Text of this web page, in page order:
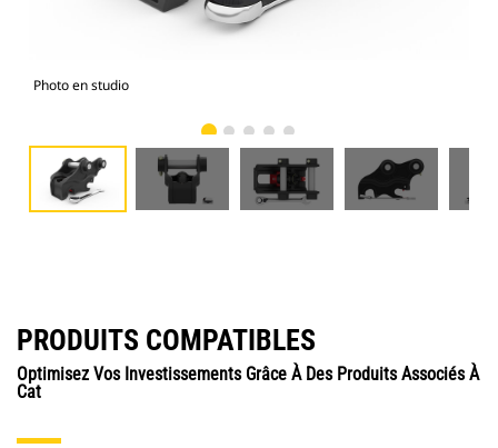
Photo en studio
PRODUITS COMPATIBLES
Optimisez Vos Investissements Grâce À Des Produits Associés À
Cat